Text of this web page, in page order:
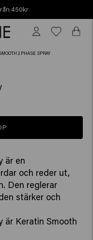
2 PHASE SPRAY
är en
och reder ut,
Den reglerar
stärker och
är Keratin Smooth